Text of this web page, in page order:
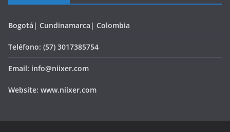
Bogotá| Cundinamarca| Colombia
Teléfono: (57) 3017385754
Email: info@niixer.com
Website: www.niixer.com